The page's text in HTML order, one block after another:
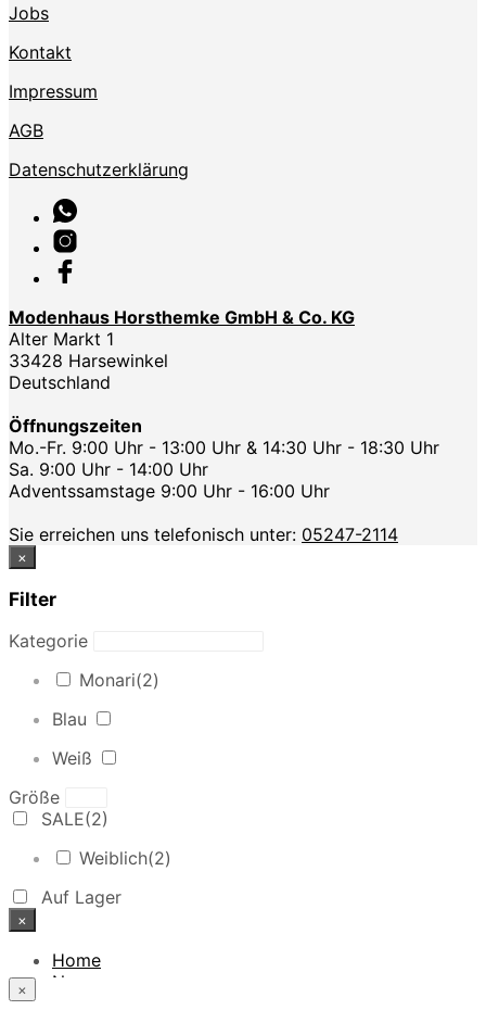
Jobs
Kontakt
Impressum
AGB
Datenschutzerklärung
Modenhaus Horsthemke GmbH & Co. KG
Alter Markt 1
33428 Harsewinkel
Deutschland
Öffnungszeiten
Mo.-Fr. 9:00 Uhr - 13:00 Uhr & 14:30 Uhr - 18:30 Uhr
Sa. 9:00 Uhr - 14:00 Uhr
Adventssamstage 9:00 Uhr - 16:00 Uhr
Sie erreichen uns telefonisch unter: 05247-2114
×
Filter
Kategorie
Monari(2)
Blau
Weiß
Größe
SALE(2)
Weiblich(2)
Auf Lager
×
Home
News
×